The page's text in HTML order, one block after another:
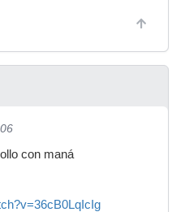
con maná